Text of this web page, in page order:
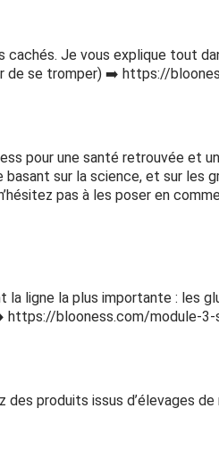
cachés. Je vous explique tout
de se tromper) ➡️ https://
pour une santé retrouvée et
sur la science, et sur les
pas à les poser en
ligne la plus importante : les
https://blooness.com/module-
produits issus d’élevages de